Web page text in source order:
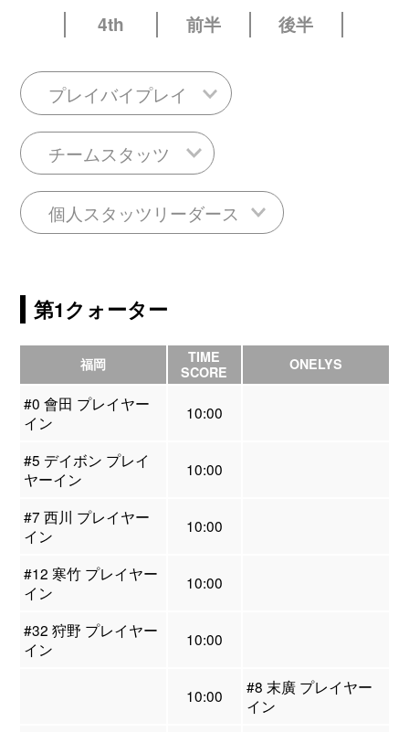
4th
前半 後半
プレイバイプレイ
チームスタッツ
個人スタッツリーダース
第1クォーター
福岡
TIME
SCORE
ONELYS
#0 會田 プレイヤー
イン
10:00
#5 デイボン プレイ
ヤーイン
10:00
#7 西川 プレイヤー
イン
10:00
#12 寒竹 プレイヤー
イン
10:00
#32 狩野 プレイヤー
イン
10:00
10:00
#8 末廣 プレイヤー
イン